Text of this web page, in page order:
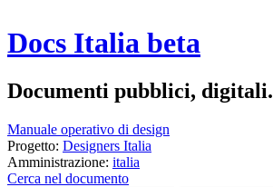
Docs Italia beta
Documenti pubblici, digitali.
Manuale operativo di design
Progetto: Designers Italia
Amministrazione: italia
Cerca nel documento